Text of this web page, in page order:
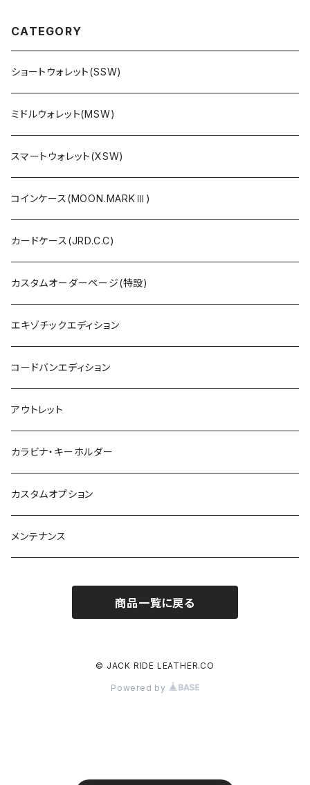
CATEGORY
ショートウォレット(SSW)
ミドルウォレット(MSW)
スマートウォレット(XSW)
コインケース(MOON.MARKⅢ)
カードケース(JRD.C.C)
カスタムオーダーページ(特設)
エキゾチックエディション
コードバンエディション
アウトレット
カラビナ・キーホルダー
カスタムオプション
メンテナンス
商品一覧に戻る
© JACK RIDE LEATHER.CO
Powered by